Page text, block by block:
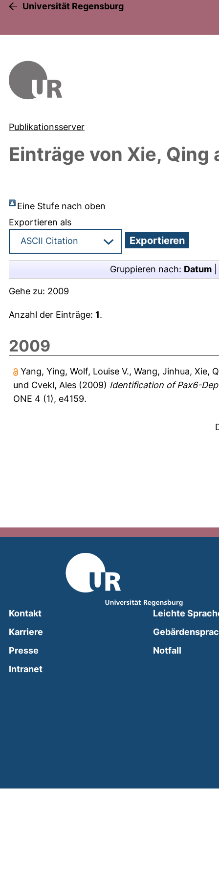
Universität Regensburg
Publikationsserver
Einträge von Xie, Qing
Eine Stufe nach oben
Exportieren als
Gruppieren nach: Datum
Gehe zu: 2009
Anzahl der Einträge: 1.
2009
Yang, Ying, Wolf, Louise V., Wang, Jinhua, Xie,
und Cvekl, Ales (2009) Identification of Pax6-
ONE 4 (1), e4159.
Kontakt
Karriere
Presse
Intranet(external link, opens in a new window)
Leichte
Notfall